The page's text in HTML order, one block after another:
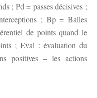
; Pd = passes décisives ;
; Bp = Balles
de points quand le
; Eval : évaluation du
positives – les actions